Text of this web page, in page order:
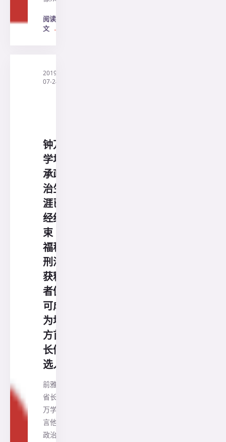
阅读全
文 →
2019-
07-24
钟万
学坦
承政
治生
涯已
经结
束 马
福称
刑满
获释
者仍
可成
为地
方首
长候
选人
前雅京
省长钟
万学坦
言他的
政治生